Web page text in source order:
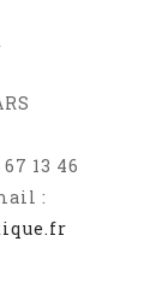
13 46
: